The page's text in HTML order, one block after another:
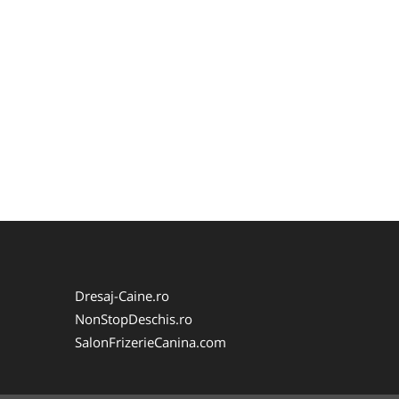
Dresaj-Caine.ro
NonStopDeschis.ro
SalonFrizerieCanina.com